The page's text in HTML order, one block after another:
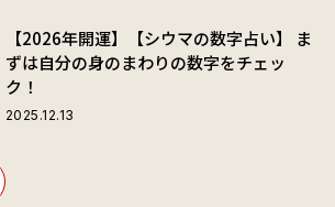
【2026年開運】【シウマの数字占い】 ま
ずは自分の身のまわりの数字をチェッ
ク！
2025.12.13